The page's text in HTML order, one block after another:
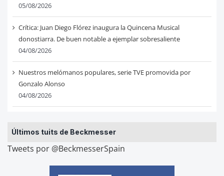
05/08/2026
Crítica: Juan Diego Flórez inaugura la Quincena Musical
donostiarra. De buen notable a ejemplar sobresaliente
04/08/2026
Nuestros melómanos populares, serie TVE promovida por
Gonzalo Alonso
04/08/2026
Últimos tuits de Beckmesser
Tweets por @BeckmesserSpain